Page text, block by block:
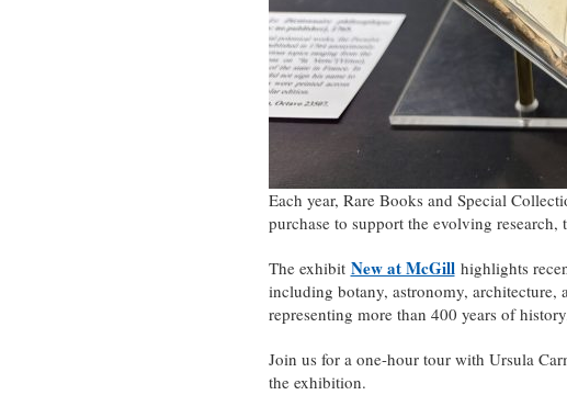
Each year, Rare Books and Special
purchase to support the evolving
The exhibit New at McGill highlights
including botany, astronomy, architecture,
representing more than 400 years of
Join us for a one-hour tour with Ursula
the exhibition.